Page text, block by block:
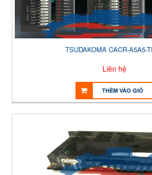
TSUDAKOMA CACR-A5A5-
Liên hệ
THÊM VÀO GIỎ